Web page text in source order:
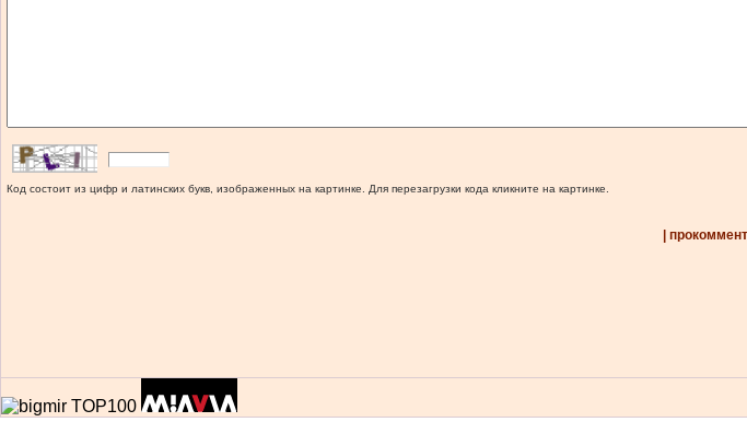
Код состоит из цифр и латинских букв, изображенных на картинке. Для перезагрузки кода кликните на картинке.
|